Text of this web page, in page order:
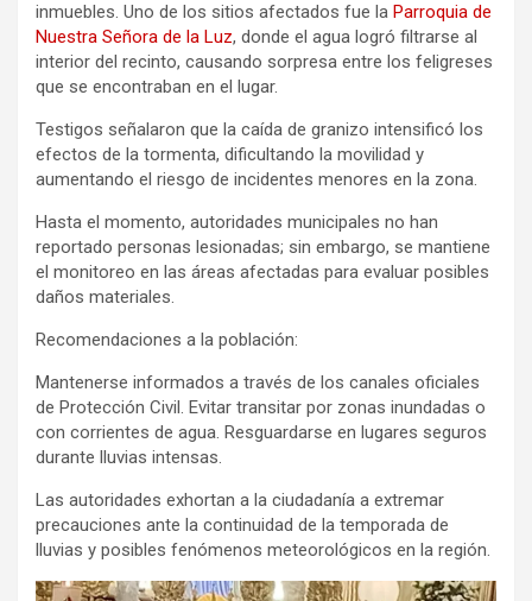
inmuebles. Uno de los sitios afectados fue la Parroquia de
Nuestra Señora de la Luz, donde el agua logró filtrarse al
interior del recinto, causando sorpresa entre los feligreses
que se encontraban en el lugar.
Testigos señalaron que la caída de granizo intensificó los
efectos de la tormenta, dificultando la movilidad y
aumentando el riesgo de incidentes menores en la zona.
Hasta el momento, autoridades municipales no han
reportado personas lesionadas; sin embargo, se mantiene
el monitoreo en las áreas afectadas para evaluar posibles
daños materiales.
Recomendaciones a la población:
Mantenerse informados a través de los canales oficiales
de Protección Civil. Evitar transitar por zonas inundadas o
con corrientes de agua. Resguardarse en lugares seguros
durante lluvias intensas.
Las autoridades exhortan a la ciudadanía a extremar
precauciones ante la continuidad de la temporada de
lluvias y posibles fenómenos meteorológicos en la región.